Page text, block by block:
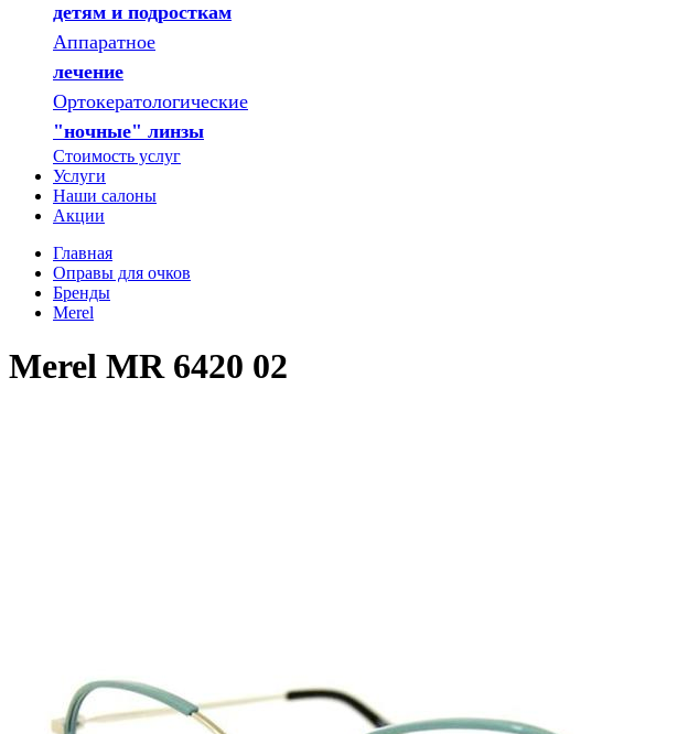
детям и подросткам
Аппаратное
лечение
Ортокератологические
"ночные" линзы
Стоимость услуг
Услуги
Наши салоны
Акции
Главная
Оправы для очков
Бренды
Merel
Merel MR 6420 02